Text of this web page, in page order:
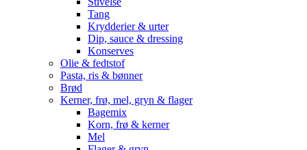
Tang
Krydderier & urter
Dip, sauce & dressing
Konserves
Olie & fedtstof
Pasta, ris & bønner
Brød
Kerner, frø, mel, gryn & flager
Bagemix
Korn, frø & kerner
Mel